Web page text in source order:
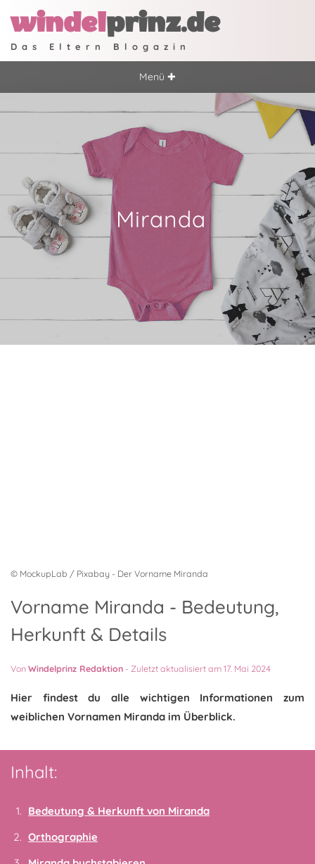
windelprinz.de
Das Eltern Blogazin
Menü ✚
Miranda
© MockupLab / Pixabay - Der Vorname Miranda
Vorname Miranda - Bedeutung,
Herkunft & Details
VonWindelprinz Redaktion - Zuletzt aktualisiert am 17. Mai 2024
Hier findest du alle wichtigen Informationen zum
weiblichen Vornamen Miranda im Überblick.
Inhalt:
Bedeutung & Herkunft von Miranda
Orthographie